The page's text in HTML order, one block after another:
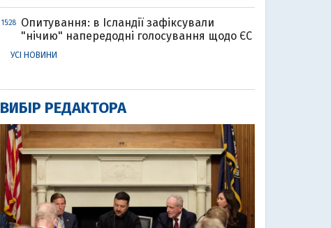
15:28
Опитування: в Ісландії зафіксували
"нічию" напередодні голосування щодо ЄС
УСІ НОВИНИ
ВИБІР РЕДАКТОРА